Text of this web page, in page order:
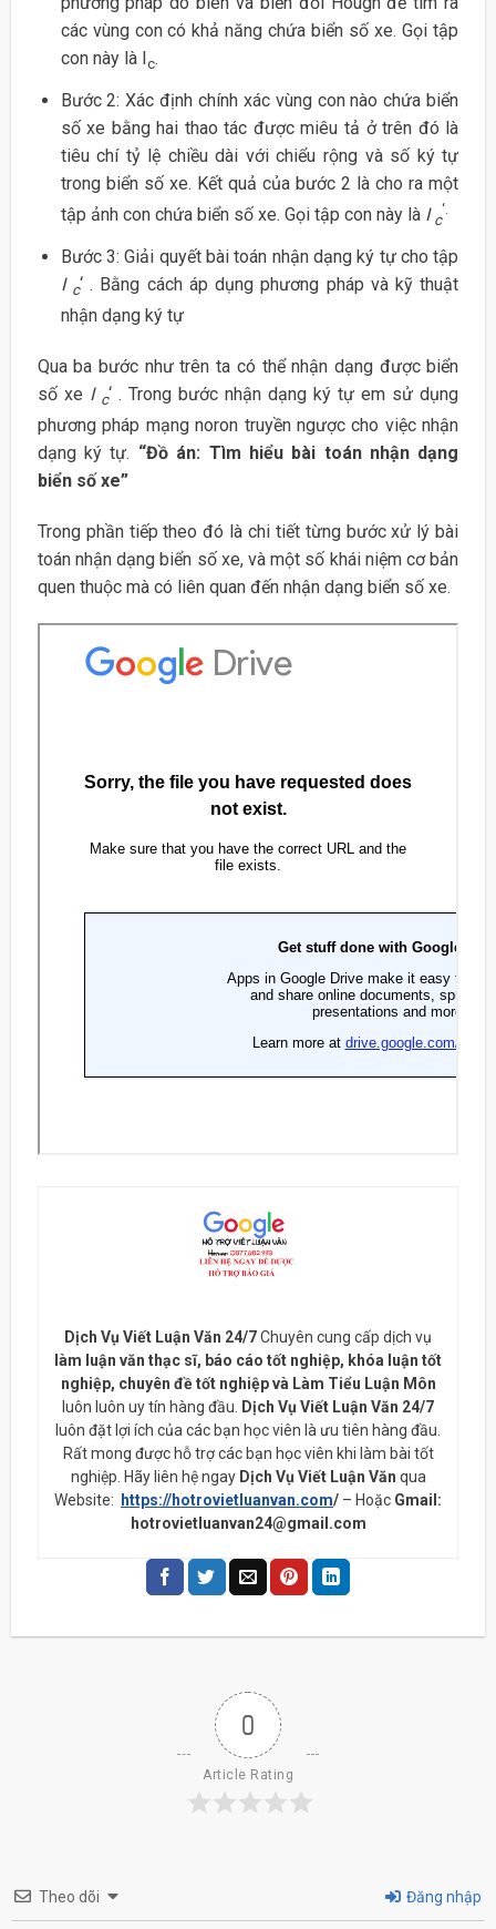
các vùng con có khả năng chứa biển số xe. Gọi tập
con này là Ic.
Bước 2: Xác định chính xác vùng con nào chứa biển
số xe bằng hai thao tác được miêu tả ở trên đó là
tiêu chí tỷ lệ chiều dài với chiểu rộng và số ký tự
trong biển số xe. Kết quả của bước 2 là cho ra một
tập ảnh con chứa biển số xe. Gọi tập con này là I c
‘.
Bước 3: Giải quyết bài toán nhận dạng ký tự cho tập
I c‘ . Bằng cách áp dụng phương pháp và kỹ thuật
nhận dạng ký tự
Qua ba bước như trên ta có thể nhận dạng được biển
số xe I c‘ . Trong bước nhận dạng ký tự em sử dụng
phương pháp mạng noron truyền ngược cho việc nhận
dạng ký tự. “Đồ án: Tìm hiểu bài toán nhận dạng
biển số xe”
Trong phần tiếp theo đó là chi tiết từng bước xử lý bài
toán nhận dạng biển số xe, và một số khái niệm cơ bản
quen thuộc mà có liên quan đến nhận dạng biển số xe.
Dịch Vụ Viết Luận Văn 24/7Chuyên cung cấp dịch vụ
làm luận văn thạc sĩ, báo cáo tốt nghiệp, khóa luận tốt
nghiệp, chuyên đề tốt nghiệp và Làm Tiểu Luận Môn
luôn luôn uy tín hàng đầu. Dịch Vụ Viết Luận Văn 24/7
luôn đặt lợi ích của các bạn học viên là ưu tiên hàng đầu.
Rất mong được hỗ trợ các bạn học viên khi làm bài tốt
nghiệp. Hãy liên hệ ngay Dịch Vụ Viết Luận Văn qua
Website: https://hotrovietluanvan.com/ – Hoặc Gmail:
hotrovietluanvan24@gmail.com
0
Article Rating
Theo dõi Đăng nhập